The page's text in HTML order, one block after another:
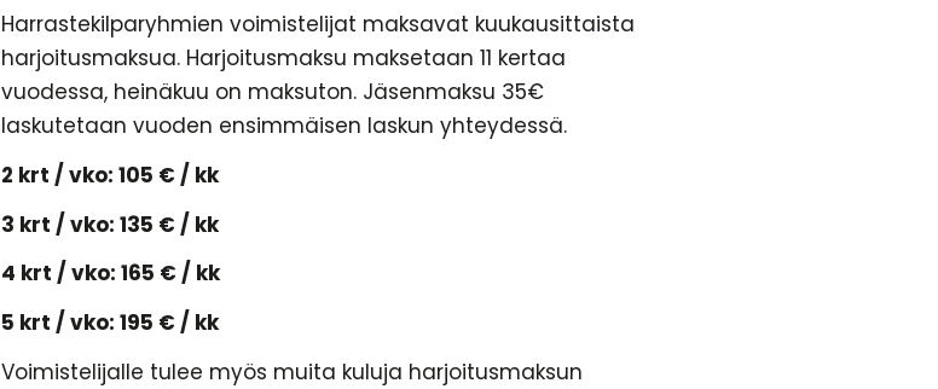
Harrastekilparyhmien voimistelijat maksavat kuukausittaista
harjoitusmaksua. Harjoitusmaksu maksetaan 11 kertaa
vuodessa, heinäkuu on maksuton. Jäsenmaksu 35€
laskutetaan vuoden ensimmäisen laskun yhteydessä.
2 krt / vko: 105 € / kk
3 krt / vko: 135 € / kk
4 krt / vko: 165 € / kk
5 krt / vko: 195 € / kk
Voimistelijalle tulee myös muita kuluja harjoitusmaksun